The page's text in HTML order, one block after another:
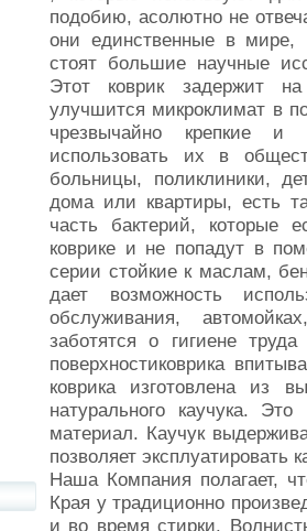
подобию, асолютно не
они единственные в мире,
стоят большие научные
Этот коврик задержит
улучшится микроклимат в
чрезвычайно крепкие и
использовать их в
больницы, поликлиники,
дома или квартиры, есть
часть бактерий, которые
коврике и не попадут в
серии стойкие к маслам,
дает возможность
обслуживания,
заботятся о гигиене
поверхностиковрика
коврика изготовлена из
натурального каучука.
материал. Каучук
позволяет эксплуатировать
Наша Компания полагает,
Края у традиционно
и во время стирки.